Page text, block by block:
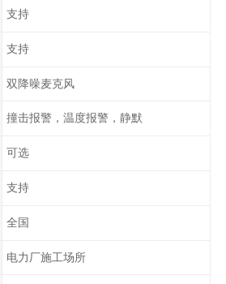
支持
支持
双降噪麦克风
撞击报警，温度报警，静默
可选
支持
全国
电力厂施工场所